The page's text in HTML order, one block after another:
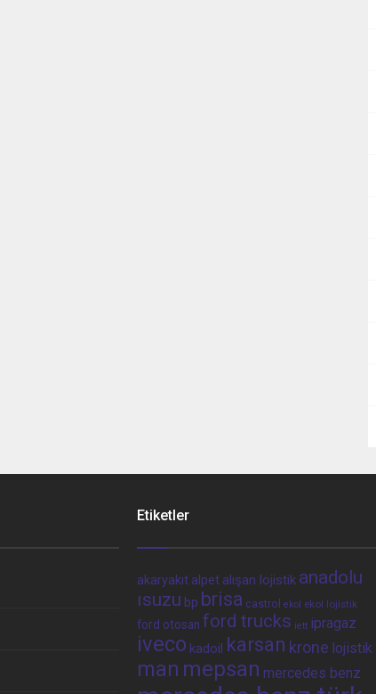
Etiketler
akaryakıt alpet alışan lojistik anadolu
ısuzu bp brisa castrol ekol ekol lojistik
ford otosan ford trucks iett ipragaz
iveco kadoil karsan krone lojistik
man mepsan mercedes benz